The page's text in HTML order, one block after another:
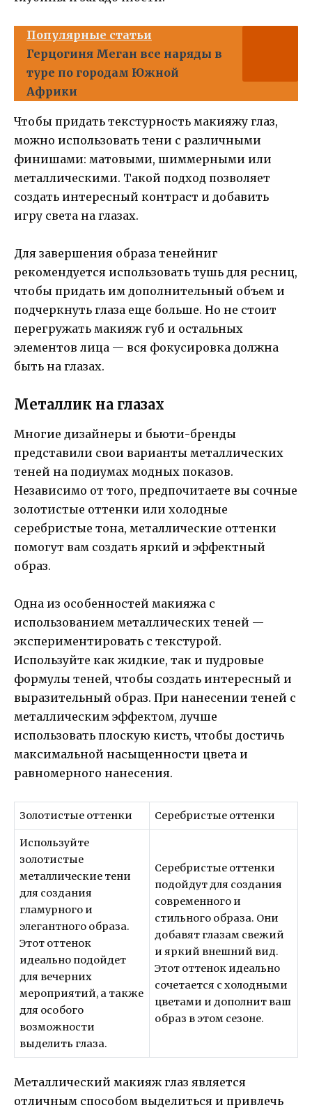
Популярные статьи
Герцогиня Меган все наряды в
туре по городам Южной
Африки
Чтобы придать текстурность макияжу глаз,
можно использовать тени с различными
финишами: матовыми, шиммерными или
металлическими. Такой подход позволяет
создать интересный контраст и добавить
игру света на глазах.
Для завершения образа тенейниг
рекомендуется использовать тушь для ресниц,
чтобы придать им дополнительный объем и
подчеркнуть глаза еще больше. Но не стоит
перегружать макияж губ и остальных
элементов лица — вся фокусировка должна
быть на глазах.
Металлик на глазах
Многие дизайнеры и бьюти-бренды
представили свои варианты металлических
теней на подиумах модных показов.
Независимо от того, предпочитаете вы сочные
золотистые оттенки или холодные
серебристые тона, металлические оттенки
помогут вам создать яркий и эффектный
образ.
Одна из особенностей макияжа с
использованием металлических теней —
экспериментировать с текстурой.
Используйте как жидкие, так и пудровые
формулы теней, чтобы создать интересный и
выразительный образ. При нанесении теней с
металлическим эффектом, лучше
использовать плоскую кисть, чтобы достичь
максимальной насыщенности цвета и
равномерного нанесения.
Золотистые оттенки Серебристые оттенки
Используйте
золотистые
металлические тени
для создания
гламурного и
элегантного образа.
Этот оттенок
идеально подойдет
для вечерних
мероприятий, а также
для особого
возможности
выделить глаза.
Серебристые оттенки
подойдут для создания
современного и
стильного образа. Они
добавят глазам свежий
и яркий внешний вид.
Этот оттенок идеально
сочетается с холодными
цветами и дополнит ваш
образ в этом сезоне.
Металлический макияж глаз является
отличным способом выделиться и привлечь